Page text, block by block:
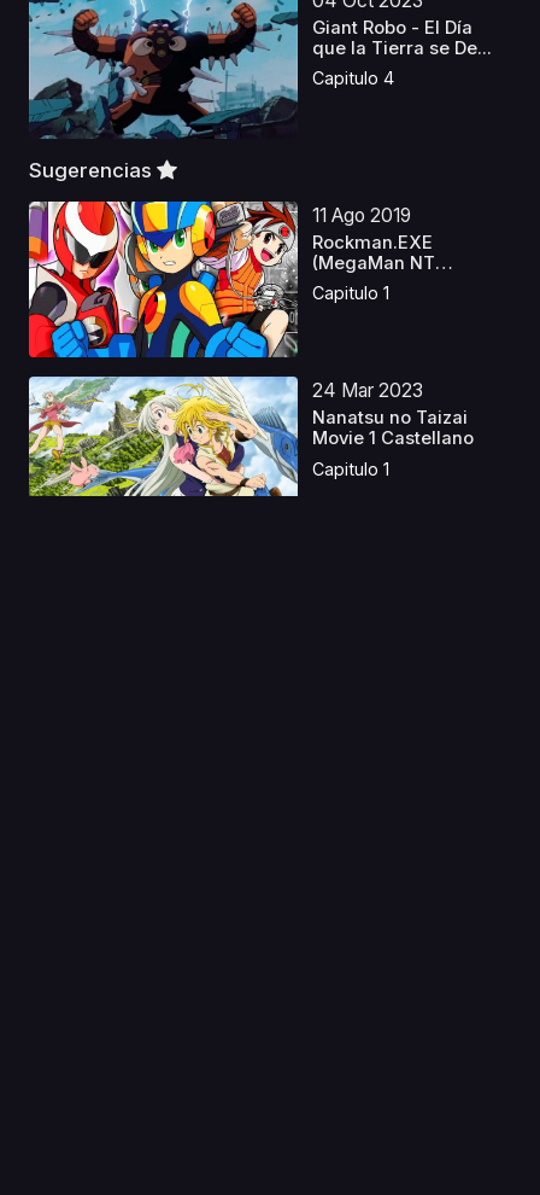
Giant Robo - El Día
que la Tierra se De...
Capitulo 4
Sugerencias
11 Ago 2019
Rockman.EXE
(MegaMan NT
Warrior) Latino
Capitulo 1
24 Mar 2023
Nanatsu no Taizai
Movie 1 Castellano
Capitulo 1